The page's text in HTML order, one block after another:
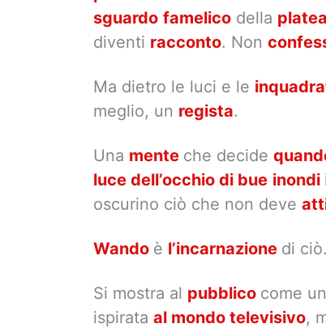
sguardo famelico della platea
diventi racconto. Non
Ma dietro le luci e le
meglio, un regista.
Una mente che decide
luce dell’occhio di bue inondi
oscurino ciò che non deve
Wando è l’incarnazione di ciò.
Si mostra al pubblico come
ispirata al mondo televisivo,